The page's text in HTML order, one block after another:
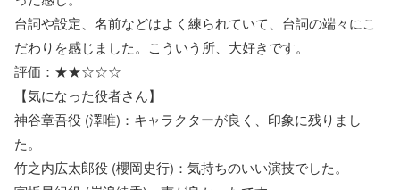
台詞や設定、名前などはよく練られていて、台詞の端々にこ
だわりを感じました。こういう所、大好きです。
評価：★★☆☆☆
【気になった役者さん】
神谷章吾役 (澤唯)：キャラクターが良く、印象に残りまし
た。
竹之内広太郎役 (櫻岡史行)：気持ちのいい演技でした。